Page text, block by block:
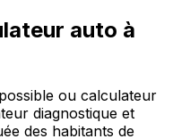
auto à
ou calculateur
diagnostique et
des habitants de